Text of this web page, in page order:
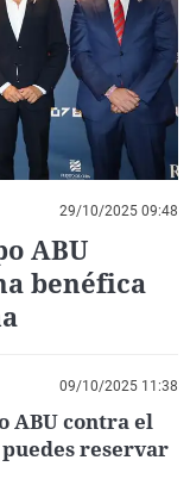
La rosa de los vientos
Gente viajera
Como el perro y el
Caso
Retornados
Equipo de
Operación Viuda
Extremadura
Galicia
La Rioja
Navarra
País Vasco
Virales
Televisión
Elecciones
29/10/2025 09:48
ABU
benéfica
09/10/2025 11:38
ABU contra el
reservar